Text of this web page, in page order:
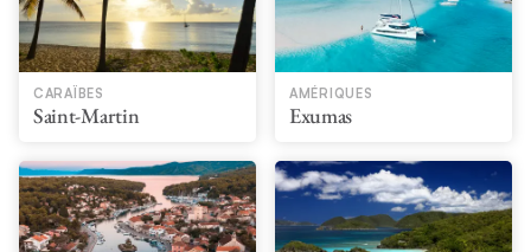
CARAÏBES
Saint-Martin
AMÉRIQUES
Exumas